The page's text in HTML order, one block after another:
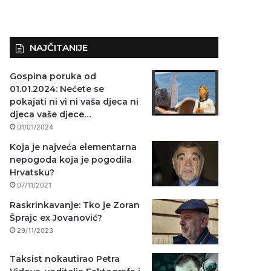
NAJČITANIJE
Gospina poruka od
01.01.2024: Nećete se
pokajati ni vi ni vaša djeca ni
djeca vaše djece…
01/01/2024
Koja je najveća elementarna
nepogoda koja je pogodila
Hrvatsku?
07/11/2021
Raskrinkavanje: Tko je Zoran
Šprajc ex Jovanović?
29/11/2023
Taksist nokautirao Petra